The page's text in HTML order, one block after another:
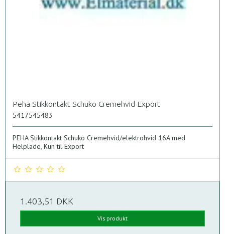
Peha Stikkontakt Schuko Cremehvid Export
5417545483
PEHA Stikkontakt Schuko Cremehvid/elektrohvid 16A med
Helplade, Kun til Export
1.403,51 DKK
Vis produkt